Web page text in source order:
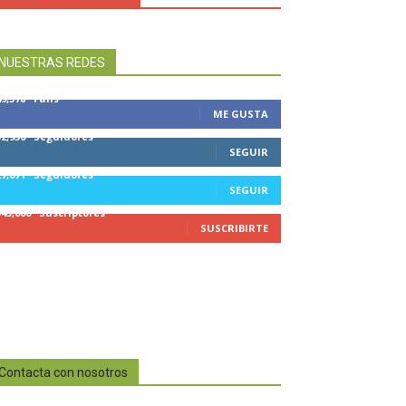
NUESTRAS REDES
Fans
ME GUSTA
Seguidores
SEGUIR
Seguidores
SEGUIR
Suscriptores
SUSCRIBIRTE
con nosotros